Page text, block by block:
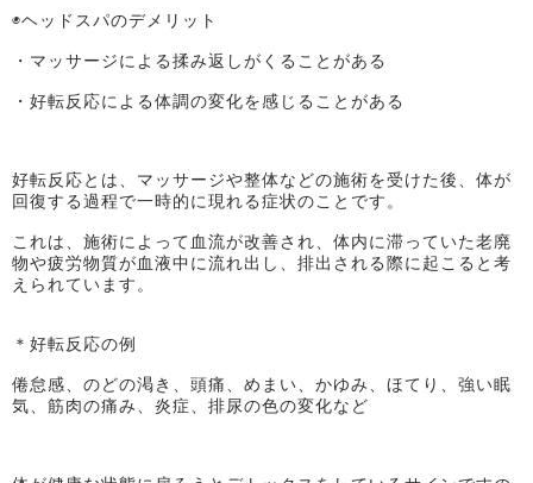
◉ヘッドスパのデメリット
・マッサージによる揉み返しがくることがある
・好転反応による体調の変化を感じることがある
好転反応とは、マッサージや整体などの施術を受けた後、体が
回復する過程で一時的に現れる症状のことです。
これは、施術によって血流が改善され、体内に滞っていた老廃
物や疲労物質が血液中に流れ出し、排出される際に起こると考
えられています。
＊好転反応の例
倦怠感、のどの渇き、頭痛、めまい、かゆみ、ほてり、強い眠
気、筋肉の痛み、炎症、排尿の色の変化など